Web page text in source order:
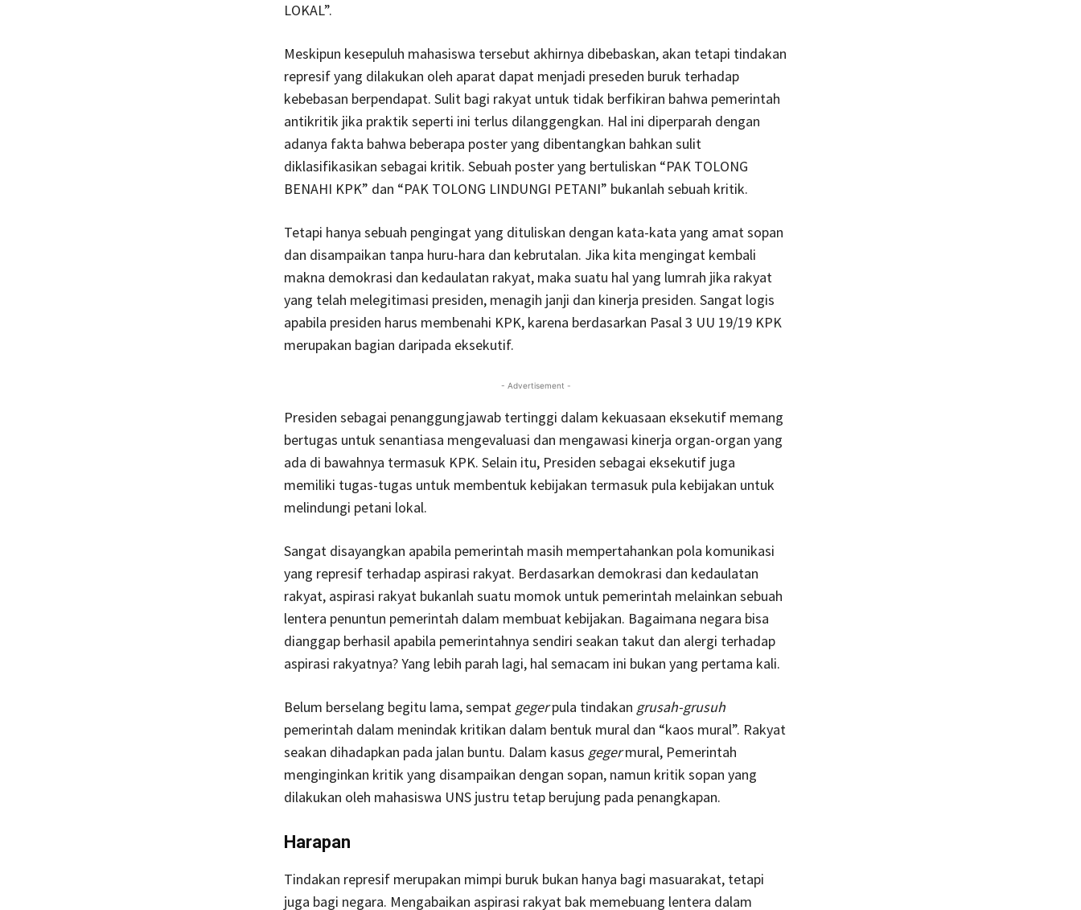
LOKAL”.
Meskipun kesepuluh mahasiswa tersebut akhirnya dibebaskan, akan tetapi tindakan
represif yang dilakukan oleh aparat dapat menjadi preseden buruk terhadap
kebebasan berpendapat. Sulit bagi rakyat untuk tidak berfikiran bahwa pemerintah
antikritik jika praktik seperti ini terlus dilanggengkan. Hal ini diperparah dengan
adanya fakta bahwa beberapa poster yang dibentangkan bahkan sulit
diklasifikasikan sebagai kritik. Sebuah poster yang bertuliskan “PAK TOLONG
BENAHI KPK” dan “PAK TOLONG LINDUNGI PETANI” bukanlah sebuah kritik.
Tetapi hanya sebuah pengingat yang dituliskan dengan kata-kata yang amat sopan
dan disampaikan tanpa huru-hara dan kebrutalan. Jika kita mengingat kembali
makna demokrasi dan kedaulatan rakyat, maka suatu hal yang lumrah jika rakyat
yang telah melegitimasi presiden, menagih janji dan kinerja presiden. Sangat logis
apabila presiden harus membenahi KPK, karena berdasarkan Pasal 3 UU 19/19 KPK
merupakan bagian daripada eksekutif.
- Advertisement -
Presiden sebagai penanggungjawab tertinggi dalam kekuasaan eksekutif memang
bertugas untuk senantiasa mengevaluasi dan mengawasi kinerja organ-organ yang
ada di bawahnya termasuk KPK. Selain itu, Presiden sebagai eksekutif juga
memiliki tugas-tugas untuk membentuk kebijakan termasuk pula kebijakan untuk
melindungi petani lokal.
Sangat disayangkan apabila pemerintah masih mempertahankan pola komunikasi
yang represif terhadap aspirasi rakyat. Berdasarkan demokrasi dan kedaulatan
rakyat, aspirasi rakyat bukanlah suatu momok untuk pemerintah melainkan sebuah
lentera penuntun pemerintah dalam membuat kebijakan. Bagaimana negara bisa
dianggap berhasil apabila pemerintahnya sendiri seakan takut dan alergi terhadap
aspirasi rakyatnya? Yang lebih parah lagi, hal semacam ini bukan yang pertama kali.
Belum berselang begitu lama, sempat gegerpula tindakan grusah-grusuh
pemerintah dalam menindak kritikan dalam bentuk mural dan “kaos mural”. Rakyat
seakan dihadapkan pada jalan buntu. Dalam kasus gegermural, Pemerintah
menginginkan kritik yang disampaikan dengan sopan, namun kritik sopan yang
dilakukan oleh mahasiswa UNS justru tetap berujung pada penangkapan.
Harapan
Tindakan represif merupakan mimpi buruk bukan hanya bagi masuarakat, tetapi
juga bagi negara. Mengabaikan aspirasi rakyat bak memebuang lentera dalam